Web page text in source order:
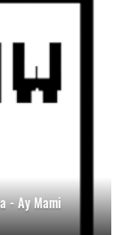
- Ay Mami